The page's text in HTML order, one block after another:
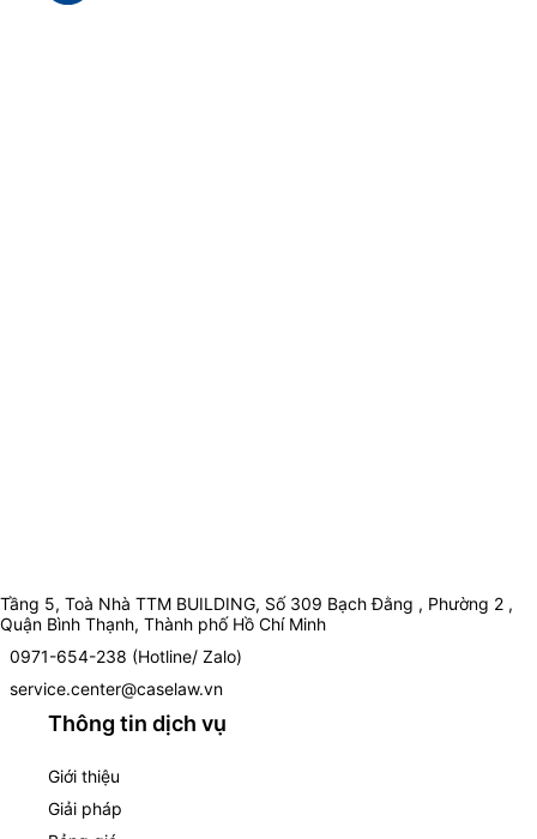
Tầng 5, Toà Nhà TTM BUILDING, Số 309 Bạch Đằng , Phường 2 ,
Quận Bình Thạnh, Thành phố Hồ Chí Minh
0971-654-238 (Hotline/ Zalo)
service.center@caselaw.vn
Thông tin dịch vụ
Giới thiệu
Giải pháp